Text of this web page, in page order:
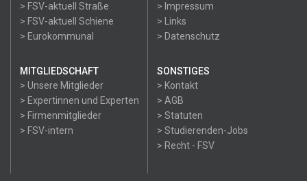
> FSV-aktuell Straße
> FSV-aktuell Schiene
> Eurokommunal
> Impressum
> Links
> Datenschutz
MITGLIEDSCHAFT
> Unsere Mitglieder
> Expertinnen und Experten
> Firmenmitglieder
> FSV-intern
SONSTIGES
> Kontakt
> AGB
> Statuten
> Studierenden-Jobs
> Recht - FSV